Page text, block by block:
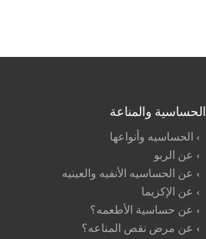
الحساسية والمناعة
الحساسيه وأنواعها
عن الربو
عن الحساسيه الأنفيه والعينيه
عن الإكزيما
عن حساسية الأطعمه؟
عن مرض نقص المناعه؟